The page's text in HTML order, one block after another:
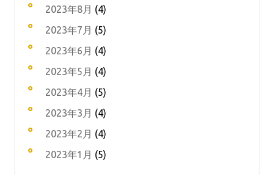
2023年8月 (4)
2023年7月 (5)
2023年6月 (4)
2023年5月 (4)
2023年4月 (5)
2023年3月 (4)
2023年2月 (4)
2023年1月 (5)